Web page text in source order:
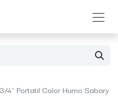
4" Portatil Color Humo Sabary